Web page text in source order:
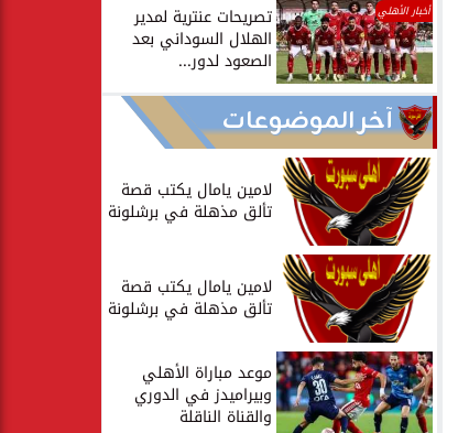
أخبار الأهلي تصريحات عنترية لمدير
الهلال السوداني بعد
الصعود لدور...
آخر الموضوعات
لامين يامال يكتب قصة
تألق مذهلة في برشلونة
لامين يامال يكتب قصة
تألق مذهلة في برشلونة
موعد مباراة الأهلي
وبيراميدز في الدوري
والقناة الناقلة